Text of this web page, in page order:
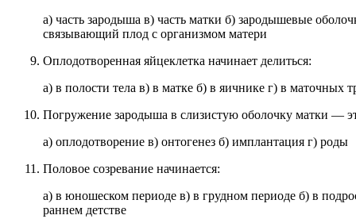
а) часть зародыша в) часть матки б) зародышевые
связывающий плод с организмом матери
Оплодотворенная яйцеклетка начинает делиться:
а) в полости тела в) в матке б) в яичнике г) в маточных
Погружение зародыша в слизистую оболочку матки —
а) оплодотворение в) онтогенез б) имплантация г) роды
Половое созревание начинается:
а) в юношеском периоде в) в грудном периоде б) в
раннем детстве